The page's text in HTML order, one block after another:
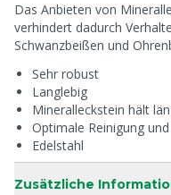
Das Anbieten von
verhindert dadurch
Schwanzbeißen und
Sehr robust
Langlebig
Mineralleckstein hält
Optimale Reinigung
Edelstahl
Zusätzliche